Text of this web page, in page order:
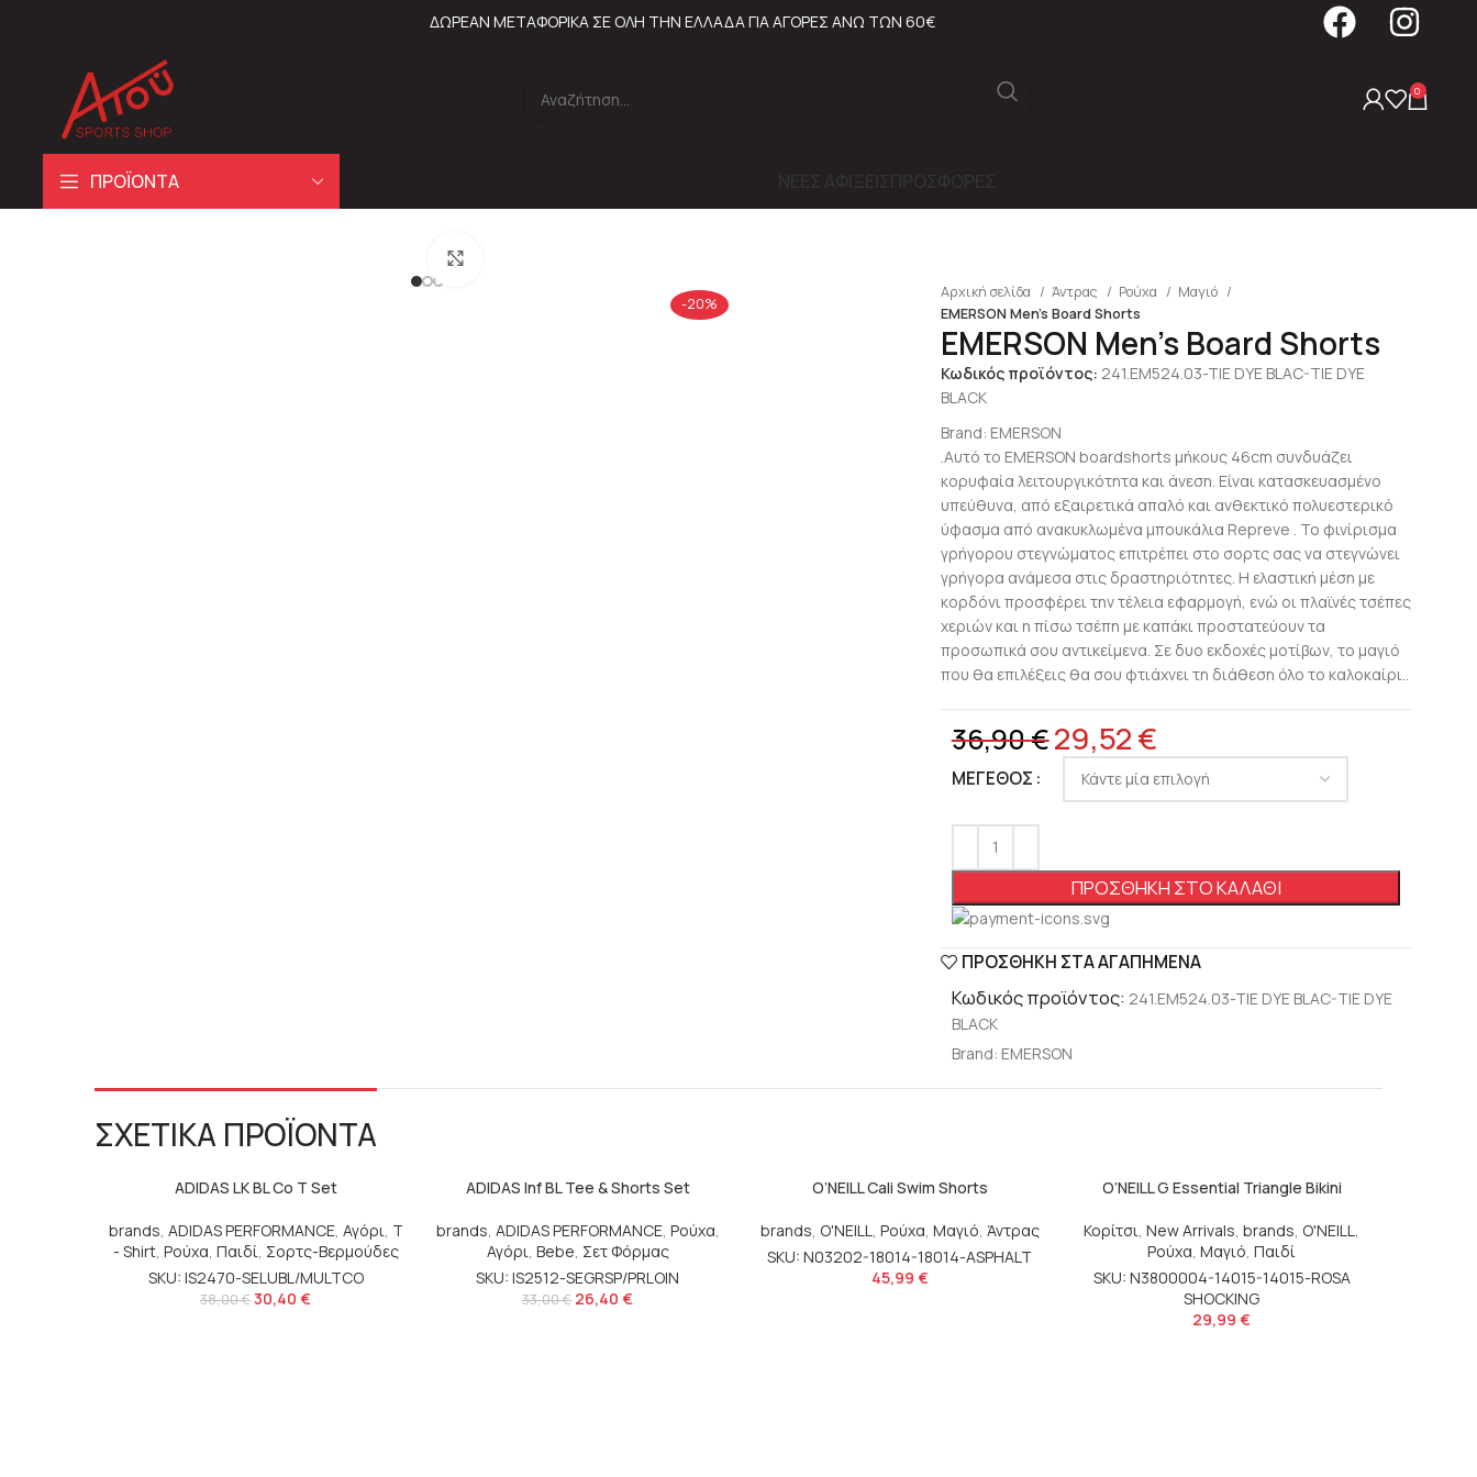
ΔΩΡΕΑΝ ΜΕΤΑΦΟΡΙΚΑ ΣΕ ΟΛΗ ΤΗΝ ΕΛΛΑΔΑ ΓΙΑ ΑΓΟΡΕΣ ΑΝΩ ΤΩΝ 60€
0
ΠΡΟΪΟΝΤΑ
-20%
Αρχική σελίδα Άντρας Ρούχα
Μαγιό
EMERSON Men’s Board Shorts
EMERSON Men’s Board Shorts
Κωδικός προϊόντος: 241.EM524.03-TIE DYE BLAC-TIE DYE
BLACK
Brand: EMERSON
.Αυτό το EMERSON boardshorts μήκους 46cm συνδυάζει
κορυφαία λειτουργικότητα και άνεση. Είναι κατασκευασμένο
υπεύθυνα, από εξαιρετικά απαλό και ανθεκτικό πολυεστερικό
ύφασμα από ανακυκλωμένα μπουκάλια Repreve . Το φινίρισμα
γρήγορου στεγνώματος επιτρέπει στο σορτς σας να στεγνώνει
γρήγορα ανάμεσα στις δραστηριότητες. Η ελαστική μέση με
κορδόνι προσφέρει την τέλεια εφαρμογή, ενώ οι πλαϊνές τσέπες
χεριών και η πίσω τσέπη με καπάκι προστατεύουν τα
προσωπικά σου αντικείμενα. Σε δυο εκδοχές μοτίβων, το μαγιό
που θα επιλέξεις θα σου φτιάχνει τη διάθεση όλο το καλοκαίρι..
36,90€29,52€
ΜΈΓΕΘΟΣ
ΠΡΟΣΘΉΚΗ ΣΤΟ ΚΑΛΆΘΙ
ΠΡΟΣΘΉΚΗ ΣΤΑ ΑΓΑΠΗΜΈΝΑ
Κωδικός προϊόντος: 241.EM524.03-TIE DYE BLAC-TIE DYE
BLACK
Brand: EMERSON
ΣΧΕΤΙΚΑ ΠΡΟΪΟΝΤΑ
ADIDAS LK BL Co T Set
brands, ADIDAS PERFORMANCE, Αγόρι, T
- Shirt, Ρούχα, Παιδί, Σορτς-Βερμούδες
SKU: IS2470-SELUBL/MULTCO
38,00€30,40 €
ADIDAS Inf BL Tee & Shorts Set
brands, ADIDAS PERFORMANCE, Ρούχα,
Αγόρι, Bebe, Σετ Φόρμας
SKU: IS2512-SEGRSP/PRLOIN
33,00€ 26,40 €
O’NEILL Cali Swim Shorts
brands, O'NEILL, Ρούχα, Μαγιό, Άντρας
SKU: N03202-18014-18014-ASPHALT
45,99 €
O’NEILL G Essential Triangle Bikini
Κορίτσι, New Arrivals, brands, O'NEILL,
Ρούχα, Μαγιό, Παιδί
SKU: N3800004-14015-14015-ROSA
SHOCKING
29,99 €